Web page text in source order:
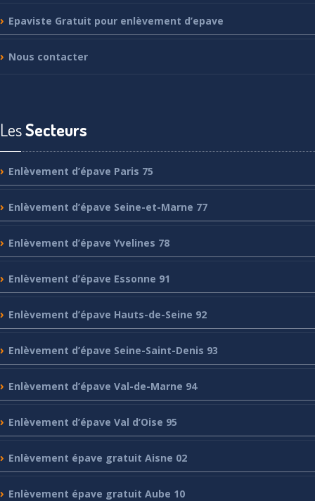
Epaviste Gratuit pour enlèvement d’epave
Nous contacter
LesSecteurs
Enlèvement d’épave Paris 75
Enlèvement d’épave Seine-et-Marne 77
Enlèvement d’épave Yvelines 78
Enlèvement d’épave Essonne 91
Enlèvement d’épave Hauts-de-Seine 92
Enlèvement d’épave Seine-Saint-Denis 93
Enlèvement d’épave Val-de-Marne 94
Enlèvement d’épave Val d’Oise 95
Enlèvement épave gratuit Aisne 02
Enlèvement épave gratuit Aube 10